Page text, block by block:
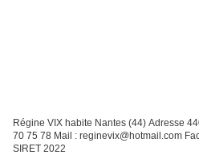
Régine VIX habite Nantes (44) Adresse
70 75 78 Mail : reginevix@hotmail.com
SIRET 2022